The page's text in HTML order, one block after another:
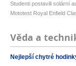
Studenti postavili solární
Mototest Royal Enfield
Věda a
Nejlepší chytré